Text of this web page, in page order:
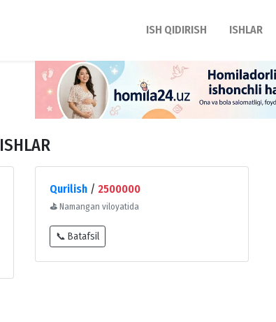
ISH QIDIRISH ISHLAR
ISHLAR
Qurilish / 2500000
⛳ Namangan viloyatida
📞 Batafsil